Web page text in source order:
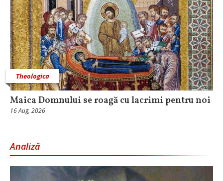
Theologica
Maica Domnului se roagă cu lacrimi pentru noi
16 Aug, 2026
Analiză